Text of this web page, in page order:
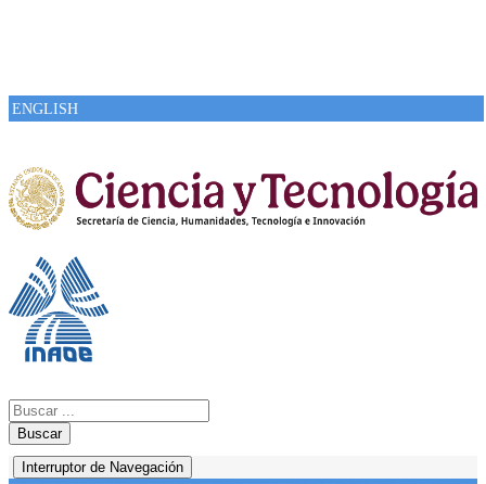
ENGLISH
Buscar
Interruptor de Navegación